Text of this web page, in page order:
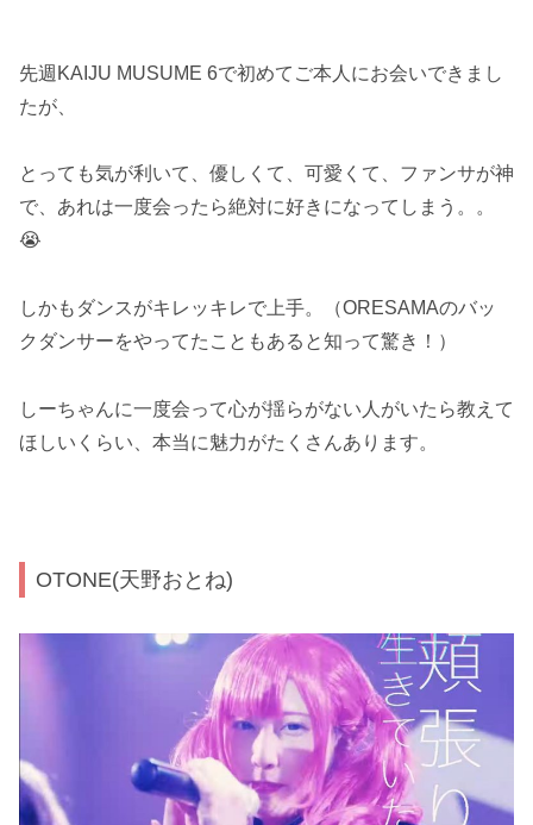
先週KAIJU MUSUME 6で初めてご本人にお会いできまし
たが、
とっても気が利いて、優しくて、可愛くて、ファンサが神
で、あれは一度会ったら絶対に好きになってしまう。。
😭
しかもダンスがキレッキレで上手。（ORESAMAのバッ
クダンサーをやってたこともあると知って驚き！）
しーちゃんに一度会って心が揺らがない人がいたら教えて
ほしいくらい、本当に魅力がたくさんあります。
OTONE(天野おとね)